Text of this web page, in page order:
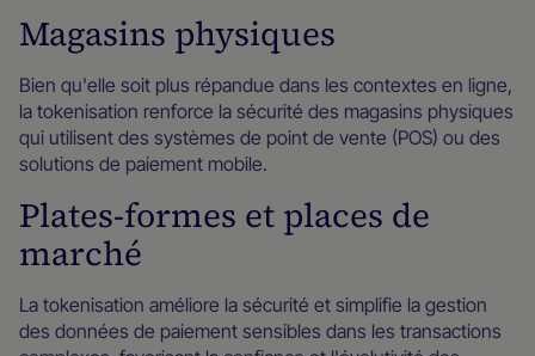
Magasins physiques
Bien qu'elle soit plus répandue dans les contextes en ligne,
la tokenisation renforce la sécurité des magasins physiques
qui utilisent des systèmes de point de vente (POS) ou des
solutions de paiement mobile.
Plates-formes et places de
marché
La tokenisation améliore la sécurité et simplifie la gestion
des données de paiement sensibles dans les transactions